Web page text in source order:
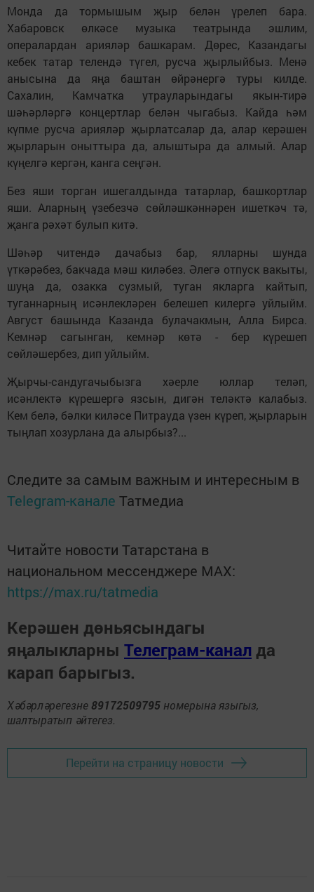
Монда да тормышым җыр белән үрелеп бара.
Хабаровск өлкәсе музыка театрында эшлим,
опералардан арияләр башкарам. Дөрес, Казандагы
кебек татар телендә түгел, русча җырлыйбыз. Менә
анысына да яңа баштан өйрәнергә туры килде.
Сахалин, Камчатка утрауларындагы якын-тирә
шәһәрләргә концертлар белән чыгабыз. Кайда һәм
күпме русча арияләр җырлатсалар да, алар керәшен
җырларын оныттыра да, алыштыра да алмый. Алар
күңелгә кергән, канга сеңгән.
Без яши торган ишегалдында татарлар, башкортлар
яши. Аларның үзебезчә сөйләшкәннәрен ишеткәч тә,
җанга рәхәт булып китә.
Шәһәр читендә дачабыз бар, ялларны шунда
үткәрәбез, бакчада мәш киләбез. Әлегә отпуск вакыты,
шуңа да, озакка сузмый, туган якларга кайтып,
туганнарның исәнлекләрен белешеп килергә уйлыйм.
Август башында Казанда булачакмын, Алла Бирса.
Кемнәр сагынган, кемнәр көтә - бер күрешеп
сөйләшербез, дип уйлыйм.
Җырчы-сандугачыбызга хәерле юллар теләп,
исәнлектә күрешергә язсын, дигән теләктә калабыз.
Кем белә, бәлки киләсе Питрауда үзен күреп, җырларын
тыңлап хозурлана да алырбыз?...
Следите за самым важным и интересным в
Telegram-канале Татмедиа
Читайте новости Татарстана в
национальном мессенджере MАХ:
https://max.ru/tatmedia
Керәшен дөньясындагы
яңалыкларны Телеграм-канал да
карап барыгыз.
Хәбәрләрегезне 89172509795 номерына языгыз,
шалтыратып әйтегез.
Перейти на страницу новости